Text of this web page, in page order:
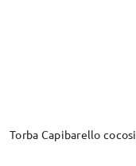
Torba Capibarello